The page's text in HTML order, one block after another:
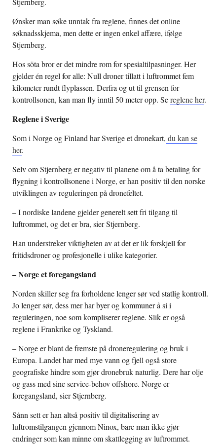
Ønsker man søke unntak fra reglene, finnes det online
søknadsskjema, men dette er ingen enkel affære, ifølge
Stjernberg.
Hos söta bror er det mindre rom for spesialtilpasninger. Her
gjelder én regel for alle: Null droner tillatt i luftrommet fem
kilometer rundt flyplassen. Derfra og ut til grensen for
kontrollsonen, kan man fly inntil 50 meter opp. Sereglene her.
Reglene i Sverige
Som i Norge og Finland har Sverige et dronekart, du kan se
her.
Selv om Stjernberg er negativ til planene om å ta betaling for
flygning i kontrollsonene i Norge, er han positiv til den norske
utviklingen av reguleringen på dronefeltet.
– I nordiske landene gjelder generelt sett fri tilgang til
luftrommet, og det er bra, sier Stjernberg.
Han understreker viktigheten av at det er lik forskjell for
fritidsdroner og profesjonelle i ulike kategorier.
– Norge et foregangsland
Norden skiller seg fra forholdene lenger sør ved statlig kontroll.
Jo lenger sør, dess mer har byer og kommuner å si i
reguleringen, noe som kompliserer reglene. Slik er også
reglene i Frankrike og Tyskland.
– Norge er blant de fremste på droneregulering og bruk i
Europa. Landet har med mye vann og fjell også store
geografiske hindre som gjør dronebruk naturlig. Dere har olje
og gass med sine service-behov offshore. Norge er
foregangsland, sier Stjernberg.
Sånn sett er han altså positiv til digitalisering av
luftromstilgangen gjennom Ninox, bare man ikke gjør
endringer som kan minne om skattlegging av luftrommet.